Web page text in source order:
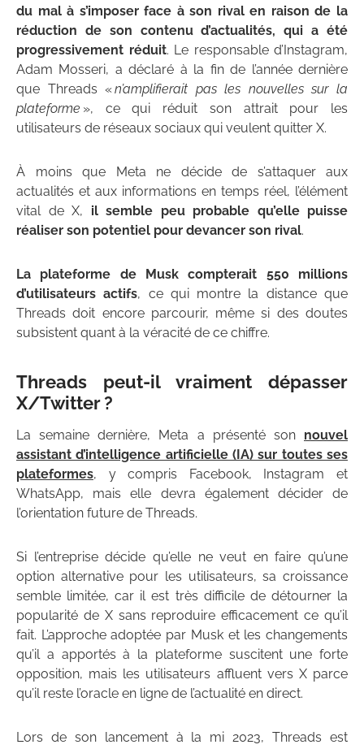
du mal à s’imposer face à son rival en raison de la
réduction de son contenu d’actualités, qui a été
progressivement réduit. Le responsable d’Instagram,
Adam Mosseri, a déclaré à la fin de l’année dernière
que Threads «n’amplifierait pas les nouvelles sur la
plateforme », ce qui réduit son attrait pour les
utilisateurs de réseaux sociaux qui veulent quitter X.
À moins que Meta ne décide de s’attaquer aux
actualités et aux informations en temps réel, l’élément
vital de X, il semble peu probable qu’elle puisse
réaliser son potentiel pour devancer son rival.
La plateforme de Musk compterait 550 millions
d’utilisateurs actifs, ce qui montre la distance que
Threads doit encore parcourir, même si des doutes
subsistent quant à la véracité de ce chiffre.
Threads peut-il vraiment dépasser
X/Twitter ?
La semaine dernière, Meta a présenté son nouvel
assistant d’intelligence artificielle (IA) sur toutes ses
plateformes, y compris Facebook, Instagram et
WhatsApp, mais elle devra également décider de
l’orientation future de Threads.
Si l’entreprise décide qu’elle ne veut en faire qu’une
option alternative pour les utilisateurs, sa croissance
semble limitée, car il est très difficile de détourner la
popularité de X sans reproduire efficacement ce qu’il
fait. L’approche adoptée par Musk et les changements
qu’il a apportés à la plateforme suscitent une forte
opposition, mais les utilisateurs affluent vers X parce
qu’il reste l’oracle en ligne de l’actualité en direct.
Lors de son lancement à la mi 2023, Threads est